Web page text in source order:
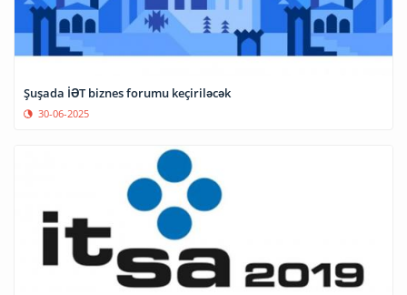
Şuşada İƏT biznes forumu keçiriləcək
30-06-2025